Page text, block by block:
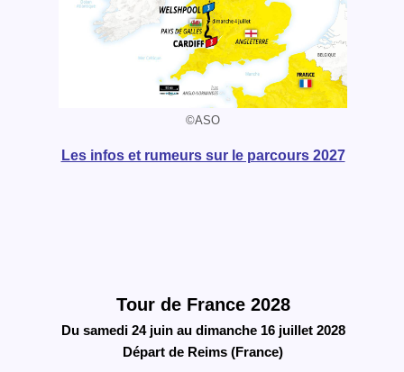
©ASO
Les infos et rumeurs sur le parcours 2027
Tour de France 2028
Du samedi 24 juin au dimanche 16 juillet 2028
Départ de Reims (France)